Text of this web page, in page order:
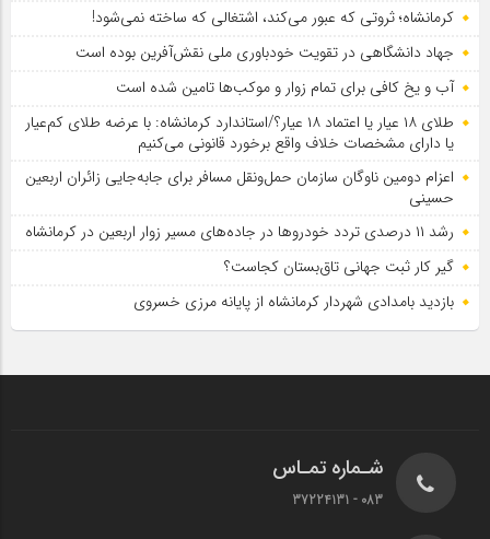
کرمانشاه؛ ثروتی که عبور می‌کند، اشتغالی که ساخته نمی‌شود!
جهاد دانشگاهی در تقویت خودباوری ملی نقش‌آفرین بوده است
آب و یخ کافی برای تمام زوار و موکب‌ها تامین شده است
طلای ۱۸ عیار یا اعتماد ۱۸ عیار؟/استاندارد کرمانشاه: با عرضه طلای کم‌عیار
یا دارای مشخصات خلاف واقع برخورد قانونی می‌کنیم
اعزام دومین ناوگان سازمان حمل‌ونقل مسافر برای جابه‌جایی زائران اربعین
حسینی
رشد ۱۱ درصدی تردد خودروها در جاده‌های مسیر زوار اربعین در کرمانشاه
گیر کار ثبت جهانی تاق‌بستان کجاست؟
بازدید بامدادی شهردار کرمانشاه از پایانه مرزی خسروی
شـماره تمـاس
083 - 37224131